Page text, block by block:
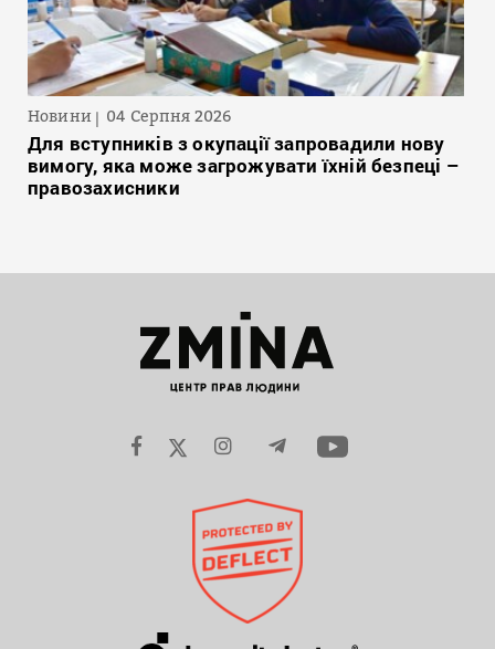
Новини 04 Серпня 2026
Для вступників з окупації запровадили нову
вимогу, яка може загрожувати їхній безпеці –
правозахисники